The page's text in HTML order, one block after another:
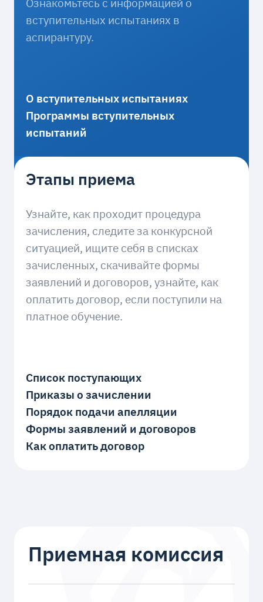
вступительных испытаниях в
аспирантуру.
О вступительных испытаниях
Программы вступительных
испытаний
Этапы приема
Узнайте, как проходит процедура
зачисления, следите за конкурсной
ситуацией, ищите себя в списках
зачисленных, скачивайте формы
заявлений и договоров, узнайте, как
оплатить договор, если поступили на
платное обучение.
Список поступающих
Приказы о зачислении
Порядок подачи апелляции
Формы заявлений и договоров
Как оплатить договор
Приемная комиссия